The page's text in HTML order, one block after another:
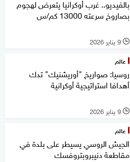
بالفيديو.. غرب أوكرانيا يتعرض لهجوم
بصاروخ سرعته 13000 كم/س
l 9 يناير 2026
عالم
روسيا: صواريخ "أوريشنيك" تدك
أهدافا استراتيجية أوكرانية
l 9 يناير 2026
عالم
الجيش الروسي يسيطر على بلدة في
مقاطعة دنيبروبتروفسك